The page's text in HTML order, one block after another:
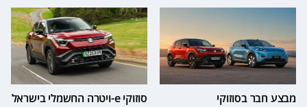
מבצע חבר בסוזוקי
סוזוקי e-ויטרה החשמלי בישראל